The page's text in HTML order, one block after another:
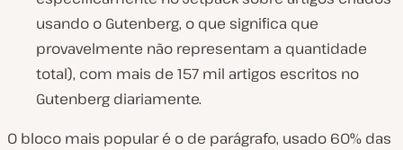
usando o Gutenberg, o que significa que
provavelmente não representam a quantidade
total), com mais de 157 mil artigos escritos no
Gutenberg diariamente.
O bloco mais popular é o de parágrafo, usado 60% das